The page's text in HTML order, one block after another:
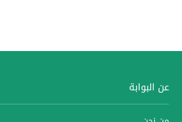
عن البوابة